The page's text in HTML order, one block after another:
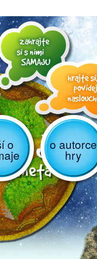
o o autorce
hry